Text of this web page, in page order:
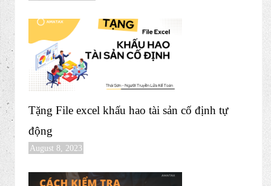
Tặng File excel khấu hao tài sản cố định tự
động
August 8, 2023